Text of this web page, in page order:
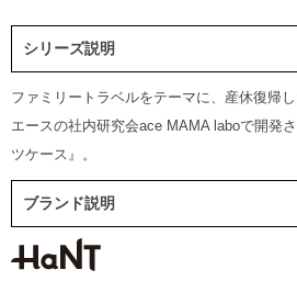
シリーズ説明
ファミリートラベルをテーマに、産休復帰し
エースの社内研究会ace MAMA laboで開発
ツケース』。
ブランド説明